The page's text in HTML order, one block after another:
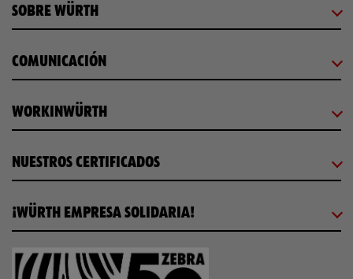
SOBRE WÜRTH
COMUNICACIÓN
WORKINWÜRTH
NUESTROS CERTIFICADOS
¡WÜRTH EMPRESA SOLIDARIA!